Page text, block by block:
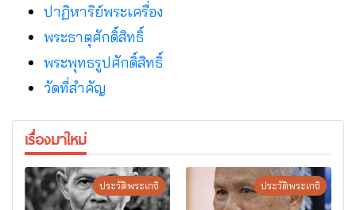
ปาฏิหาริย์พระเครื่อง
พระธาตุศักดิ์สิทธิ์
พระพุทธรูปศักดิ์สิทธิ์
วัดที่สําคัญ
เรื่องมาใหม่
ประวัติพระเกจิ ประวัติพระเกจิ